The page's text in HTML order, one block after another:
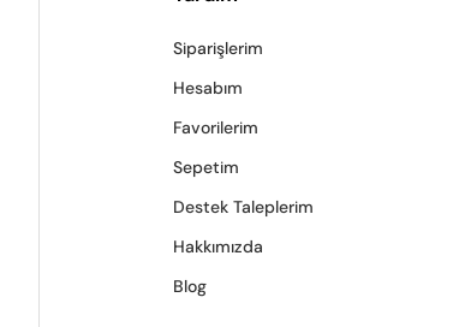
Siparişlerim
Hesabım
Favorilerim
Sepetim
Destek Taleplerim
Hakkımızda
Blog